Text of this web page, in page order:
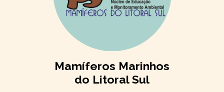
Mamíferos Marinhos
do Litoral Sul